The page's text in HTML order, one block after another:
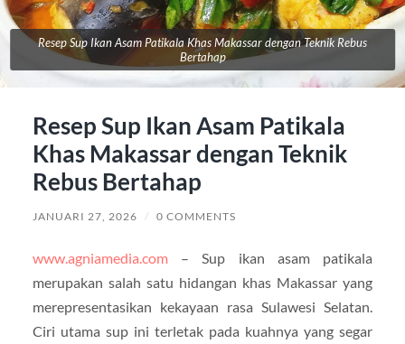
Resep Sup Ikan Asam Patikala Khas Makassar dengan Teknik Rebus
Bertahap
Resep Sup Ikan Asam Patikala
Khas Makassar dengan Teknik
Rebus Bertahap
JANUARI 27, 2026 / 0 COMMENTS
www.agniamedia.com – Sup ikan asam patikala
merupakan salah satu hidangan khas Makassar yang
merepresentasikan kekayaan rasa Sulawesi Selatan.
Ciri utama sup ini terletak pada kuahnya yang segar